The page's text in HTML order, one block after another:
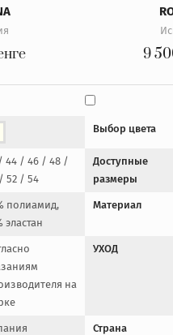
44 / 46 / 48 /
52 / 54
полиамид,
эластан
на
9
Выбор цвета
Доступные
размеры
Материал
УХОД
Страна